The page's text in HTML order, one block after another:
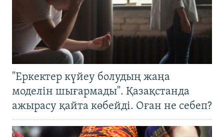
"Еркектер күйеу болудың жаңа
моделін шығармады". Қазақстанда
ажырасу қайта көбейді. Оған не себеп?